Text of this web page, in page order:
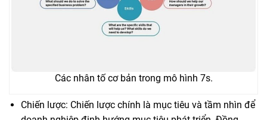
Các nhân tố cơ bản trong mô hình 7s.
Chiến lược: Chiến lược chính là mục tiêu và tầm nhìn để